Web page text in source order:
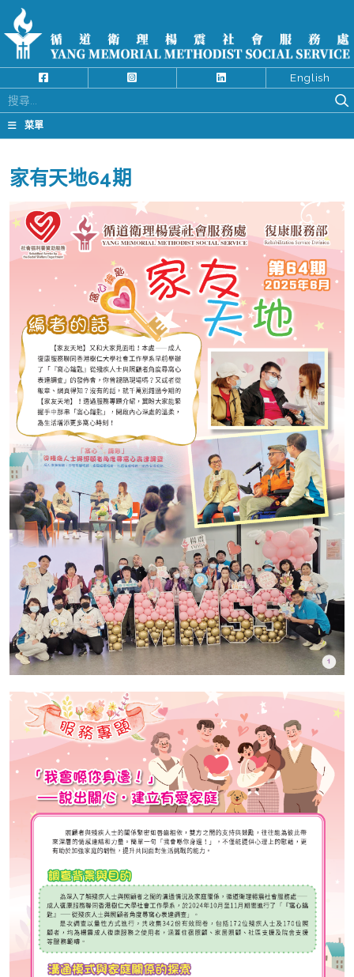
English
搜
尋
關
字:
菜單
家有天地64期